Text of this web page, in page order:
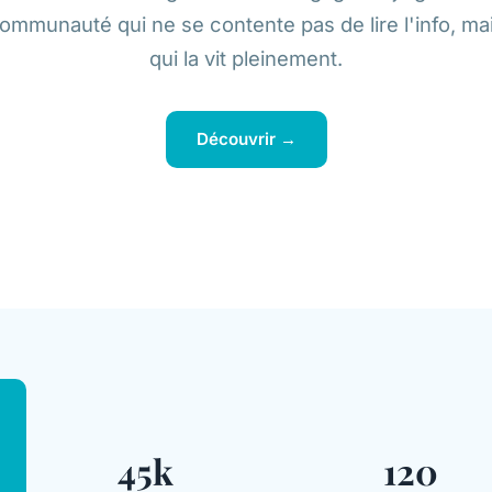
qui ne se contente pas de lire l'info,
qui la vit pleinement.
Découvrir →
45k 120